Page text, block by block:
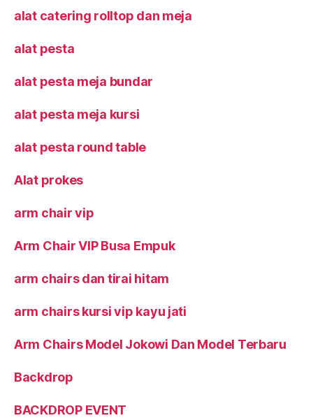
alat catering rolltop dan meja
alat pesta
alat pesta meja bundar
alat pesta meja kursi
alat pesta round table
Alat prokes
arm chair vip
Arm Chair VIP Busa Empuk
arm chairs dan tirai hitam
arm chairs kursi vip kayu jati
Arm Chairs Model Jokowi Dan Model Terbaru
Backdrop
BACKDROP EVENT